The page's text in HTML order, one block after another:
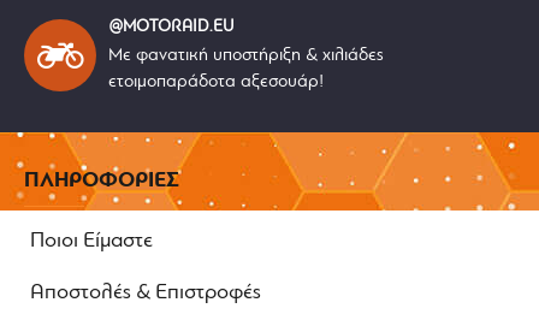
@MOTORAID.EU
Με φανατική υποστήριξη & χιλιάδες
ετοιμοπαράδοτα αξεσουάρ!
ΠΛΗΡΟΦΟΡΙΕΣ
Ποιοι Είμαστε
Αποστολές & Επιστροφές